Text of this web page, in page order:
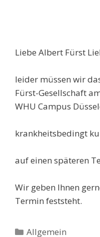
Liebe Albert Fürst
leider müssen wir
Fürst-Gesellschaft
WHU Campus
krankheitsbedingt
auf einen späteren
Wir geben Ihnen
Termin feststeht.
Kategorien
Allgemein